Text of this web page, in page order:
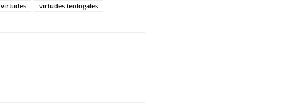
virtudes virtudes teologales